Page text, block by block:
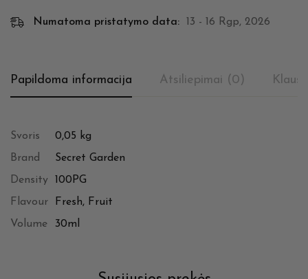
Numatoma pristatymo data: 13 - 16 Rgp, 2026
Papildoma informacija Atsiliepimai (0)
Svoris
0,05 kg
Brand
Secret Garden
Density
100PG
Flavour
Fresh, Fruit
Volume
30ml